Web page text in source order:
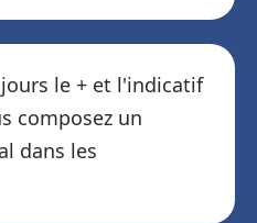
le + et l'indicatif
composez un
dans les